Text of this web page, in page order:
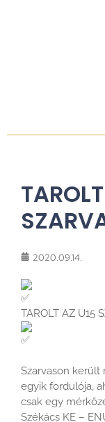
2020.09.14.
TAROLT AZ U15
Szarvason került
egyik fordulója,
csak egy
Székács KE –